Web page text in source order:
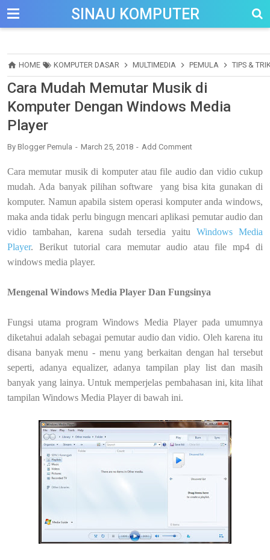
--> SINAU KOMPUTER
HOME KOMPUTER DASAR MULTIMEDIA PEMULA TIPS &
Cara Mudah Memutar Musik di
Komputer Dengan Windows Media
Player
By Blogger Pemula March 25, 2018 Add Comment
Cara memutar musik di komputer atau file audio dan vidio cukup
mudah. Ada banyak pilihan software yang bisa kita gunakan di
komputer. Namun apabila sistem operasi komputer anda windows,
maka anda tidak perlu bingugn mencari aplikasi pemutar audio dan
vidio tambahan, karena sudah tersedia yaituWindows Media
Player. Berikut tutorial cara memutar audio atau file mp4 di
windows media player.
Mengenal Windows Media Player Dan Fungsinya
Fungsi utama program Windows Media Player pada umumnya
diketahui adalah sebagai pemutar audio dan vidio. Oleh karena itu
disana banyak menu - menu yang berkaitan dengan hal tersebut
seperti, adanya equalizer, adanya tampilan play list dan masih
banyak yang lainya. Untuk memperjelas pembahasan ini, kita lihat
tampilan Windows Media Player di bawah ini.